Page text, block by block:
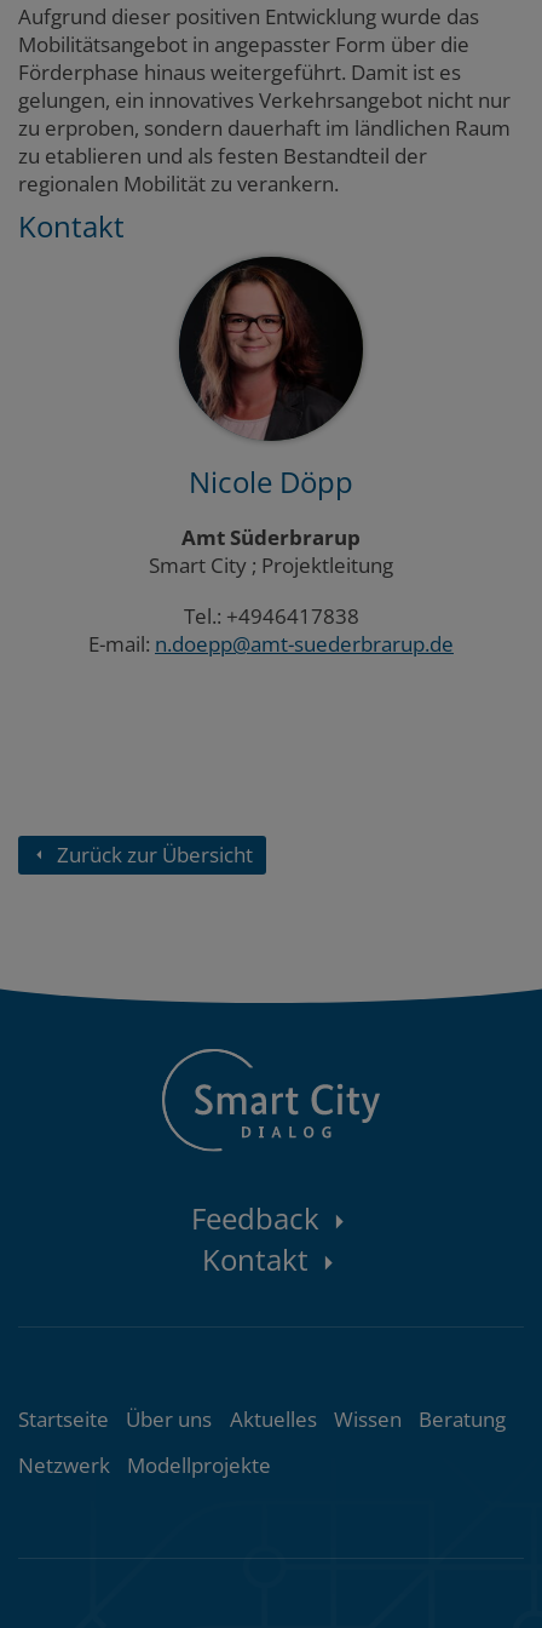
Aufgrund dieser positiven Entwicklung wurde das
Mobilitätsangebot in angepasster Form über die
Förderphase hinaus weitergeführt. Damit ist es
gelungen, ein innovatives Verkehrsangebot nicht nur
zu erproben, sondern dauerhaft im ländlichen Raum
zu etablieren und als festen Bestandteil der
regionalen Mobilität zu verankern.
Kontakt
Nicole Döpp
Amt Süderbrarup
Smart City ; Projektleitung
Tel.: +4946417838
E-mail: n.doepp@amt-suederbrarup.de
Zurück zur Übersicht
Kontaktbereich
Feedback
Kontakt
Themenübersicht
Startseite Über uns Aktuelles Wissen
Beratung
Netzwerk
Modellprojekte